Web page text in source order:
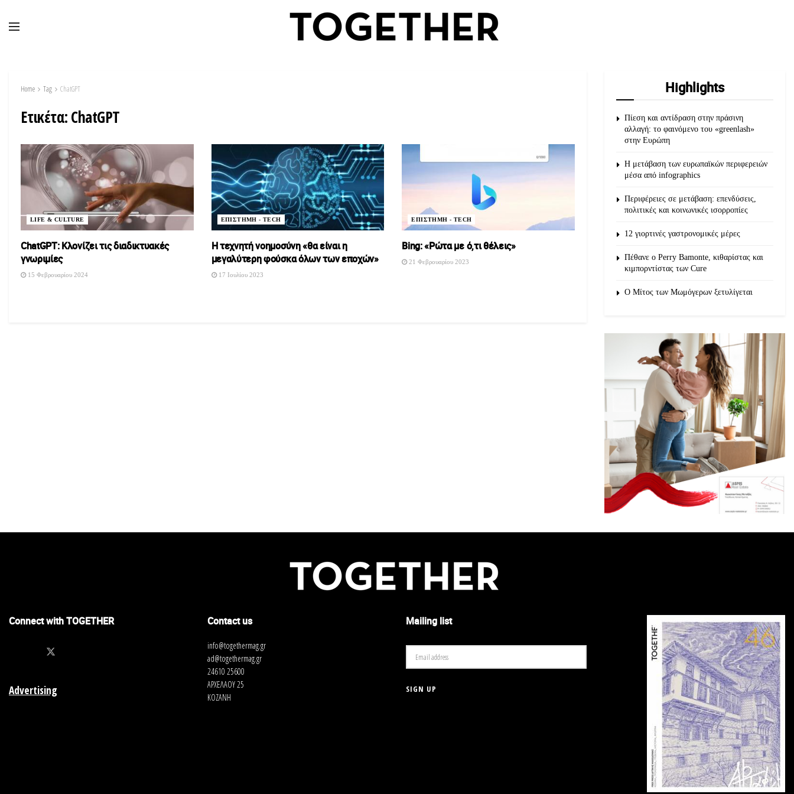
Home Tag ChatGPT
Ετικέτα:ChatGPT
LIFE & CULTURE
ChatGPT: Κλονίζει τις διαδικτυακές
γνωριμίες
15 Φεβρουαρίου 2024
ΕΠΙΣΤΗΜΗ - TECH
Η τεχνητή νοημοσύνη «θα είναι η
μεγαλύτερη φούσκα όλων των εποχών»
17 Ιουλίου 2023
ΕΠΙΣΤΗΜΗ - TECH
Bing: «Ρώτα με ό,τι θέλεις»
21 Φεβρουαρίου 2023
Highlights
Πίεση και αντίδραση στην πράσινη
αλλαγή: το φαινόμενο του «greenlash»
στην Ευρώπη
Η μετάβαση των ευρωπαϊκών περιφερειών
μέσα από infographics
Περιφέρειες σε μετάβαση: επενδύσεις,
πολιτικές και κοινωνικές ισορροπίες
12 γιορτινές γαστρονομικές μέρες
Πέθανε ο Perry Bamonte, κιθαρίστας και
κιμπορντίστας των Cure
O Μίτος των Μωμόγερων ξετυλίγεται
Connect with TOGETHER
Advertising
Contact us
info@togethermag.gr
ad@togethermag.gr
24610 25600
ΑΡΧΕΛΑΟΥ 25
ΚΟΖΑΝΗ
Mailing list